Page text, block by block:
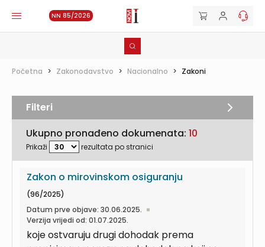
NN 85/2026
Početna > Zakonodavstvo > Nacionalno > Zakoni
Ukupno pronađeno dokumenata: 10
Prikaži rezultata po stranici
Zakon o mirovinskom osiguranju
(96/2025)
Datum prve objave: 30.06.2025.
Verzija vrijedi od: 01.07.2025.
koje ostvaruju drugi dohodak prema
Filteri